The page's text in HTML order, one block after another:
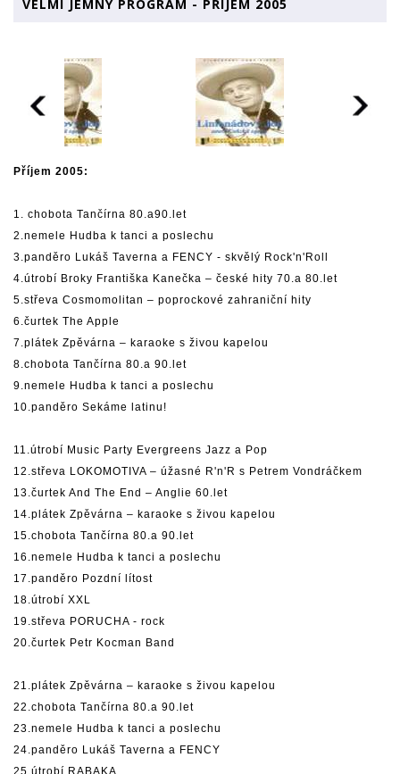
VELMI JEMNÝ PROGRAM - PŘÍJEM 2005
Příjem 2005:
1. chobota Tančírna 80.a90.let
2.nemele Hudba k tanci a poslechu
3.panděro Lukáš Taverna a FENCY - skvělý Rock'n'Roll
4.útrobí Broky Františka Kanečka – české hity 70.a 80.let
5.střeva Cosmomolitan – poprockové zahraniční hity
6.čurtek The Apple
7.plátek Zpěvárna – karaoke s živou kapelou
8.chobota Tančírna 80.a 90.let
9.nemele Hudba k tanci a poslechu
10.panděro Sekáme latinu!
11.útrobí Music Party Evergreens Jazz a Pop
12.střeva LOKOMOTIVA – úžasné R'n'R s Petrem Vondráčkem
13.čurtek And The End – Anglie 60.let
14.plátek Zpěvárna – karaoke s živou kapelou
15.chobota Tančírna 80.a 90.let
16.nemele Hudba k tanci a poslechu
17.panděro Pozdní lítost
18.útrobí XXL
19.střeva PORUCHA - rock
20.čurtek Petr Kocman Band
21.plátek Zpěvárna – karaoke s živou kapelou
22.chobota Tančírna 80.a 90.let
23.nemele Hudba k tanci a poslechu
24.panděro Lukáš Taverna a FENCY
25.útrobí RABAKA